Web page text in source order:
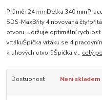
Průměr 24 mmDélka 340
SDS-MaxBřity 4Inovovaná
otvoru, udržuje optimální
vrtákuŠpička vrtáku se 4
kruhových otvorůŠpička v... celý
Dostupnost Není skladem